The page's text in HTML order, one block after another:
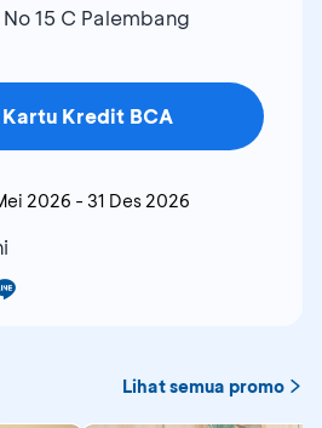
15 C Palembang
Kredit BCA
2026 - 31 Des 2026
Lihat semua promo